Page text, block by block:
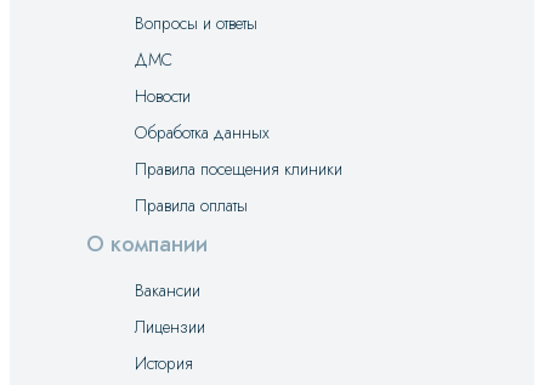
Вопросы и ответы
ДМС
Новости
Обработка данных
Правила посещения клиники
Правила оплаты
О компании
Вакансии
Лицензии
История